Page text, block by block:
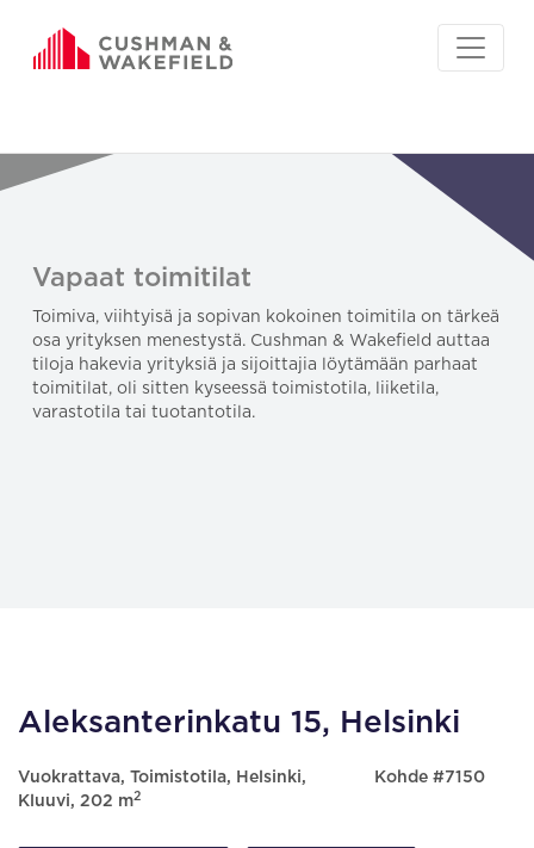
Vapaat toimitilat
Toimiva, viihtyisä ja sopivan kokoinen toimitila on tärkeä
osa yrityksen menestystä. Cushman & Wakefield auttaa
tiloja hakevia yrityksiä ja sijoittajia löytämään parhaat
toimitilat, oli sitten kyseessä toimistotila, liiketila,
varastotila tai tuotantotila.
Aleksanterinkatu 15, Helsinki
Vuokrattava, Toimistotila, Helsinki,
Kluuvi, 202 m2
Kohde #7150